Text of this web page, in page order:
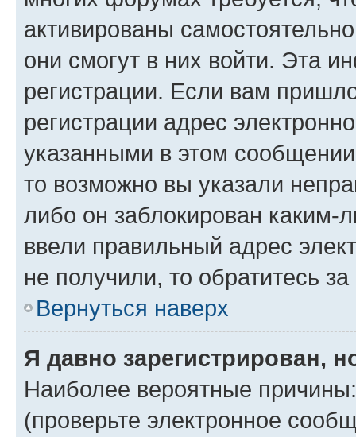
активированы
они смогут в них войти. Эта
регистрации. Если вам
регистрации адрес
указанными в этом
то возможно вы указали
либо он заблокирован
ввели правильный адрес
не получили, то обратитесь
Вернуться наверх
Я давно зарегистрирован,
Наиболее вероятные
(проверьте электронное